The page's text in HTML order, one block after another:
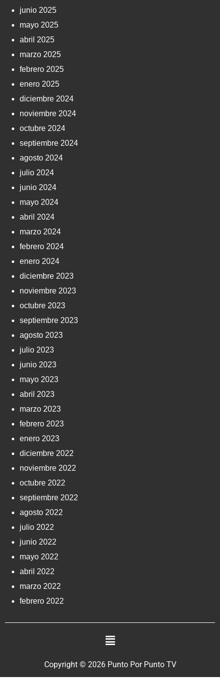
junio 2025
mayo 2025
abril 2025
marzo 2025
febrero 2025
enero 2025
diciembre 2024
noviembre 2024
octubre 2024
septiembre 2024
agosto 2024
julio 2024
junio 2024
mayo 2024
abril 2024
marzo 2024
febrero 2024
enero 2024
diciembre 2023
noviembre 2023
octubre 2023
septiembre 2023
agosto 2023
julio 2023
junio 2023
mayo 2023
abril 2023
marzo 2023
febrero 2023
enero 2023
diciembre 2022
noviembre 2022
octubre 2022
septiembre 2022
agosto 2022
julio 2022
junio 2022
mayo 2022
abril 2022
marzo 2022
febrero 2022
Copyright © 2026 Punto Por Punto TV